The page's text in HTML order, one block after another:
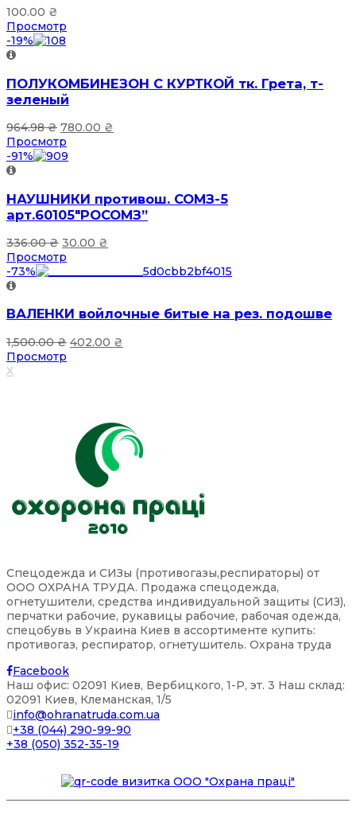
100.00 ₴
Просмотр
-19%
ПОЛУКОМБИНЕЗОН С КУРТКОЙ тк. Грета, т-
зеленый
964.98₴ 780.00 ₴
Просмотр
-91%
НАУШНИКИ противош. СОМЗ-5
арт.60105″РОСОМЗ”
336.00₴ 30.00 ₴
Просмотр
-73%
ВАЛЕНКИ войлочные битые на рез. подошве
1,500.00₴ 402.00 ₴
Просмотр
X
Спецодежда и СИЗы (противогазы,респираторы) от
ООО ОХРАНА ТРУДА. Продажа спецодежда,
огнетушители, средства индивидуальной защиты (СИЗ),
перчатки рабочие, рукавицы рабочие, рабочая одежда,
спецобувь в Украина Киев в ассортименте купить:
противогаз, респиратор, огнетушитель. Охрана труда
Facebook
Наш офис: 02091 Киев, Вербицкого, 1-P, эт. 3 Наш склад:
02091 Киев, Клеманская, 1/5
info@ohranatruda.com.ua
+38 (044) 290-99-90
+38 (050) 352-35-19